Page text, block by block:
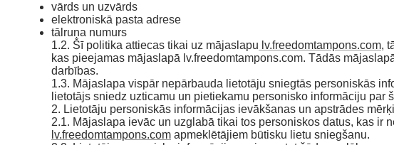
vārds un uzvārds
elektroniskā pasta adrese
tālruņa numurs
1.2. Šī politika attiecas tikai uz mājaslapu lv.freedomtampons.com,
kas pieejamas mājaslapā lv.freedomtampons.com. Tādās
darbības.
1.3. Mājaslapa vispār nepārbauda lietotāju sniegtās personiskās
lietotājs sniedz uzticamu un pietiekamu personisko informāciju
2. Lietotāju personiskās informācijas ievākšanas un apstrādes
2.1. Mājaslapa ievāc un uzglabā tikai tos personiskos datus, kas
lv.freedomtampons.com apmeklētājiem būtisku lietu sniegšanu.